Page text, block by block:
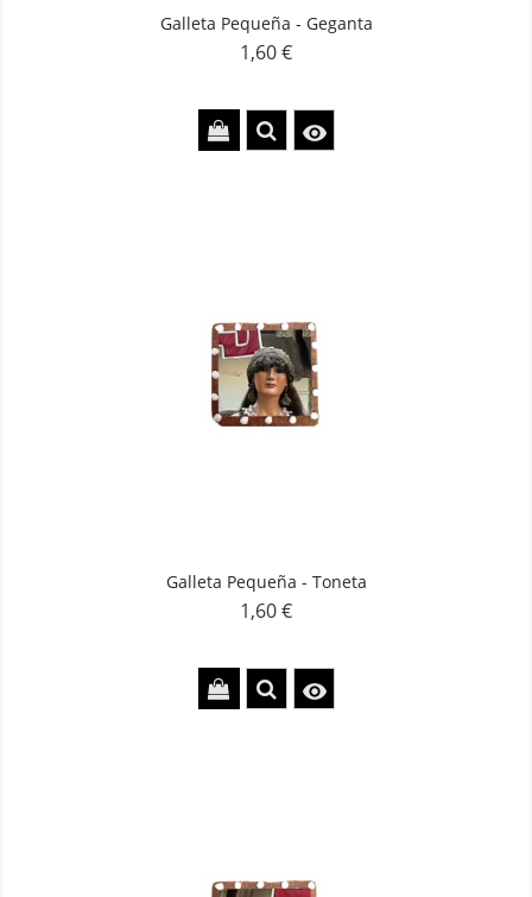
Galleta Pequeña - Geganta
Precio
1,60 €

Galleta Pequeña - Toneta
Precio
1,60 €
